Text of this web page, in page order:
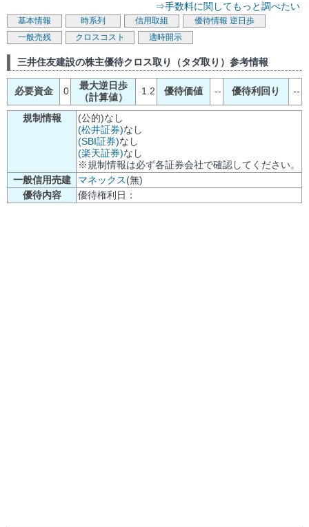
⇒手数料に関してもっと調べたい
基本情報 時系列 信用取組 優待情報 逆日歩
一般売残
クロスコスト 適時開示
三井住友建設の株主優待クロス取り（タダ取り）参考情報
必要資金 0
最大逆日歩
（計算値）
1.2 優待価値 -- 優待利回り --
規制情報
(公的)なし
(松井証券)なし
(SBI証券)なし
(楽天証券)なし
※規制情報は必ず各証券会社で確認してください。
一般信用売建
マネックス(無)
優待内容
優待権利日：